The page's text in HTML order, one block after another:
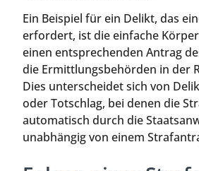
Ein Beispiel für ein Delikt, das
erfordert, ist die einfache
einen entsprechenden Antrag
die Ermittlungsbehörden in der
Dies unterscheidet sich von
oder Totschlag, bei denen die
automatisch durch die
unabhängig von einem